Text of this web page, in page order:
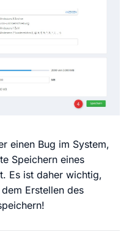
einen Bug im System,
Speichern eines
Es ist daher wichtig,
Erstellen des